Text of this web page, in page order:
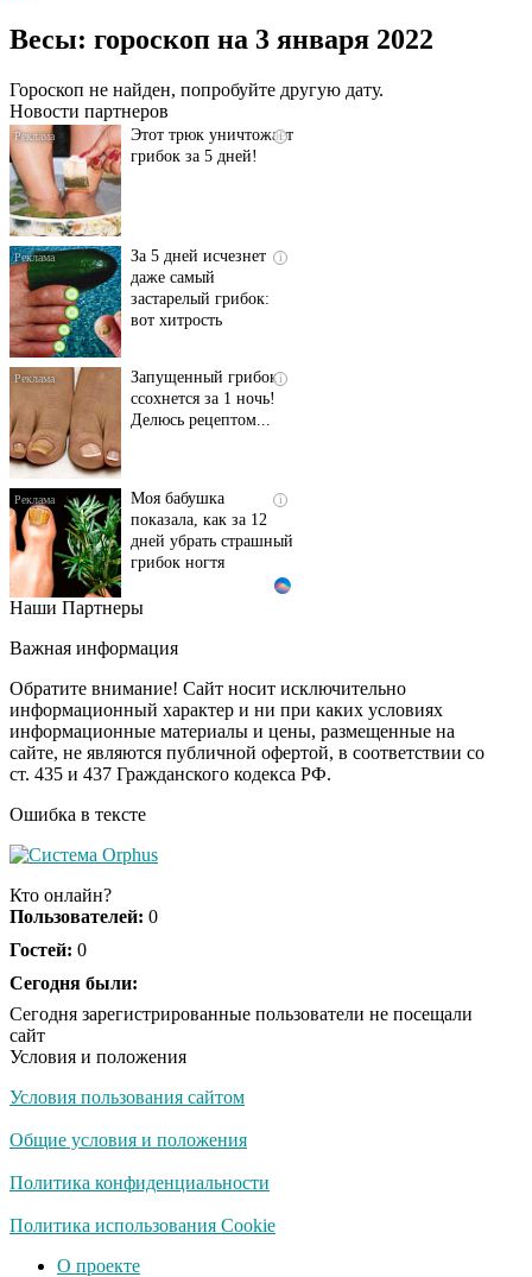
Весы: гороскоп на 3 января 2022
Гороскоп не найден, попробуйте другую дату.
Новости партнеров
запущенный грибок
исчезнет с корнем,
i
Этот трюк уничтожает
грибок за 5 дней!
i
За 5 дней исчезнет
даже самый
застарелый грибок:
вот хитрость
i
Запущенный грибок
ссохнется за 1 ночь!
Делюсь рецептом...
i
Моя бабушка
показала, как за 12
дней убрать страшный
грибок ногтя
Этот танец невесты
Пересмотрела 10 раз
i
Ролик длится пару
секунд, но вы будете в
шоке от увиденного
Ролик из Омска: вы
Ржу не переставая, это
не раз
Скрытая камера на
люди вытворяют, когда
Ролик длится
смеяться вы будете
Наши Партнеры
Важная информация
Обратите внимание! Сайт носит исключительно
информационный характер и ни при каких условиях
информационные материалы и цены, размещенные на
сайте, не являются публичной офертой, в соответствии со
ст. 435 и 437 Гражданского кодекса РФ.
Ошибка в тексте
Кто онлайн?
Пользователей: 0
Гостей: 0
Сегодня были:
Сегодня зарегистрированные пользователи не посещали
сайт
Условия и положения
Условия пользования сайтом
Общие условия и положения
Политика конфиденциальности
Политика использования Cookie
О проекте